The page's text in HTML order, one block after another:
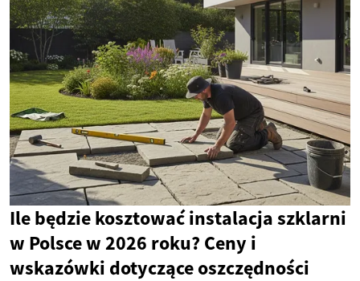
Ile będzie kosztować instalacja szklarni
w Polsce w 2026 roku? Ceny i
wskazówki dotyczące oszczędności